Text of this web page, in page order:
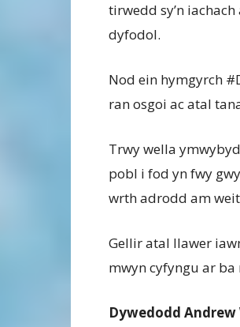
tirwedd sy’n
dyfodol.
Nod ein hymgyrch
ran osgoi ac atal
Trwy wella
pobl i fod yn fwy
wrth adrodd am
Gellir atal llawer
mwyn cyfyngu ar
Dywedodd